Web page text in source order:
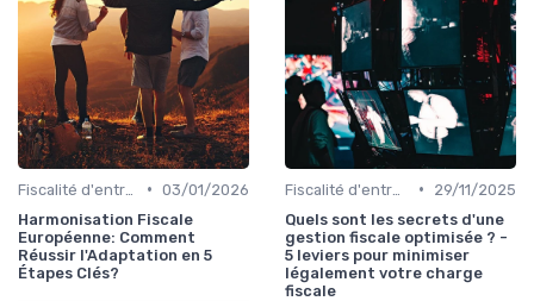
• 03/01/2026
Harmonisation Fiscale
Européenne: Comment
Réussir l'Adaptation en 5
Étapes Clés?
•
29/11/2025
Quels sont les secrets d'une
gestion fiscale optimisée ? -
5 leviers pour minimiser
légalement votre charge
fiscale